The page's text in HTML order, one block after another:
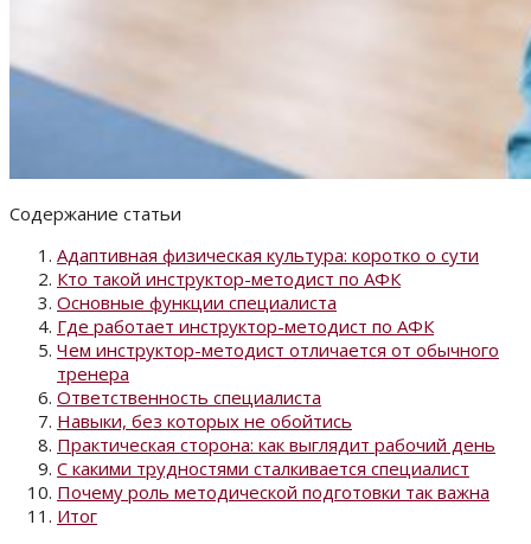
Содержание статьи
Адаптивная физическая культура: коротко о сути
Кто такой инструктор-методист по АФК
Основные функции специалиста
Где работает инструктор-методист по АФК
Чем инструктор-методист отличается от обычного
тренера
Ответственность специалиста
Навыки, без которых не обойтись
Практическая сторона: как выглядит рабочий день
С какими трудностями сталкивается специалист
Почему роль методической подготовки так важна
Итог